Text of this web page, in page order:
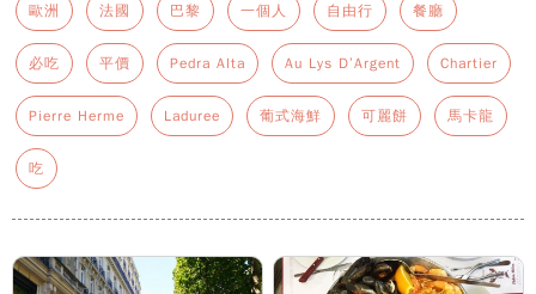
歐洲 法國 巴黎 一個人 自由行 餐廳
必吃 平價 Pedra Alta Au Lys D’Argent Chartier
Pierre Herme Laduree 葡式海鮮 可麗餅 馬卡龍
吃